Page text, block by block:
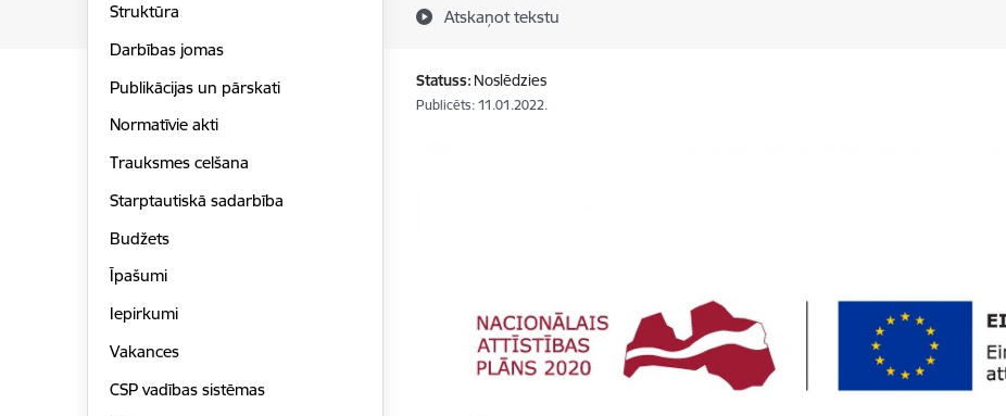
Atskaņot tekstu
Struktūra
Darbības jomas
Publikācijas un pārskati
Normatīvie akti
Trauksmes celšana
Starptautiskā sadarbība
Budžets
Īpašumi
Iepirkumi
Vakances
CSP vadības sistēmas
Statuss: Noslēdzies
Publicēts: 11.01.2022.